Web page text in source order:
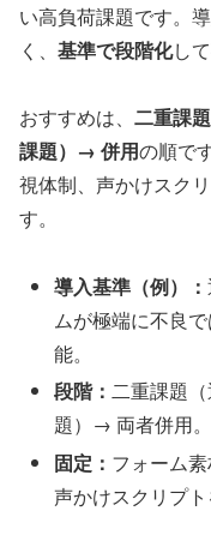
い高負荷課題です。
く、 基準で段階化し
おすすめは、 二重課
課題）→ 併用の順で
視体制、声かけスク
す。
導入基準（例）：
ムが極端に不良
能。
段階：二重課題
題）→ 両者併用。
固定： フォーム
声かけスクリプト